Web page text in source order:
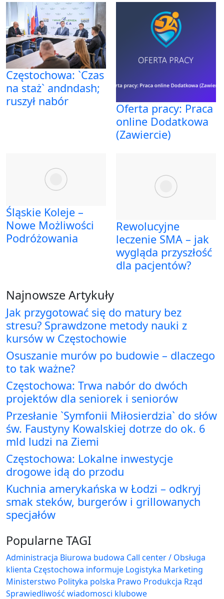
Częstochowa: `Czas
na staż` andndash;
ruszył nabór
Oferta pracy: Praca
online Dodatkowa
(Zawiercie)
Śląskie Koleje –
Nowe Możliwości
Podróżowania
Rewolucyjne
leczenie SMA – jak
wygląda przyszłość
dla pacjentów?
Najnowsze Artykuły
Jak przygotować się do matury bez
stresu? Sprawdzone metody nauki z
kursów w Częstochowie
Osuszanie murów po budowie – dlaczego
to tak ważne?
Częstochowa: Trwa nabór do dwóch
projektów dla seniorek i seniorów
Przesłanie `Symfonii Miłosierdzia` do słów
św. Faustyny Kowalskiej dotrze do ok. 6
mld ludzi na Ziemi
Częstochowa: Lokalne inwestycje
drogowe idą do przodu
Kuchnia amerykańska w Łodzi – odkryj
smak steków, burgerów i grillowanych
specjałów
Popularne TAGI
Administracja Biurowa budowa Call center / Obsługa
klienta Częstochowa informuje Logistyka Marketing
Ministerstwo Polityka polska Prawo Produkcja Rząd
Sprawiedliwość wiadomosci klubowe